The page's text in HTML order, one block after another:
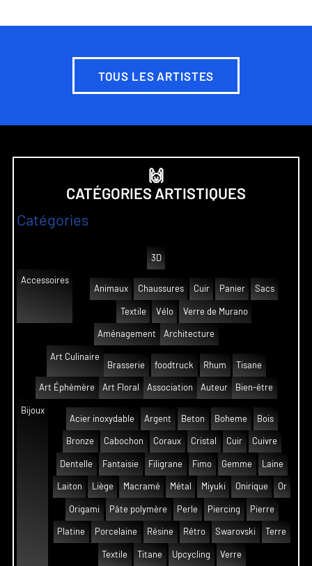
TOUS LES ARTISTES
🙌
CATÉGORIES ARTISTIQUES
Catégories
3D
Accessoires
Animaux
Chaussures Cuir Panier Sacs
Textile Vélo Verre de Murano
Aménagement Architecture
Art Culinaire
Brasserie
foodtruck Rhum Tisane
Art Éphémère Art Floral Association Auteur Bien-être
Bijoux
Acier inoxydable
Argent Beton Boheme Bois
Bronze Cabochon Coraux Cristal Cuir Cuivre
Dentelle Fantaisie Filigrane Fimo Gemme Laine
Laiton Liège Macramé Métal Miyuki Onirique Or
Origami Pâte polymère Perle Piercing Pierre
Platine Porcelaine Résine Rétro Swarovski Terre
Textile Titane Upcycling Verre